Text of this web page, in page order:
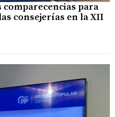
comparecencias para
consejerías en la XII